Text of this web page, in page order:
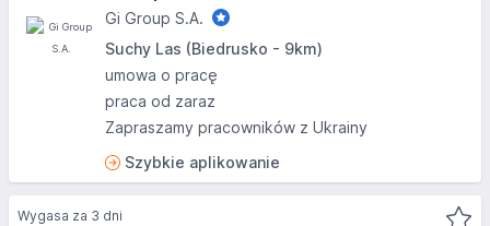
Gi Group S.A.
Suchy Las (Biedrusko - 9km)
umowa o pracę
praca od zaraz
Zapraszamy pracowników z Ukrainy
Szybkie aplikowanie
Wygasa za 3 dni